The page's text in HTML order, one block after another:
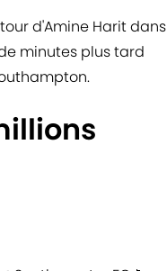
d'Amine Harit dans
minutes plus tard